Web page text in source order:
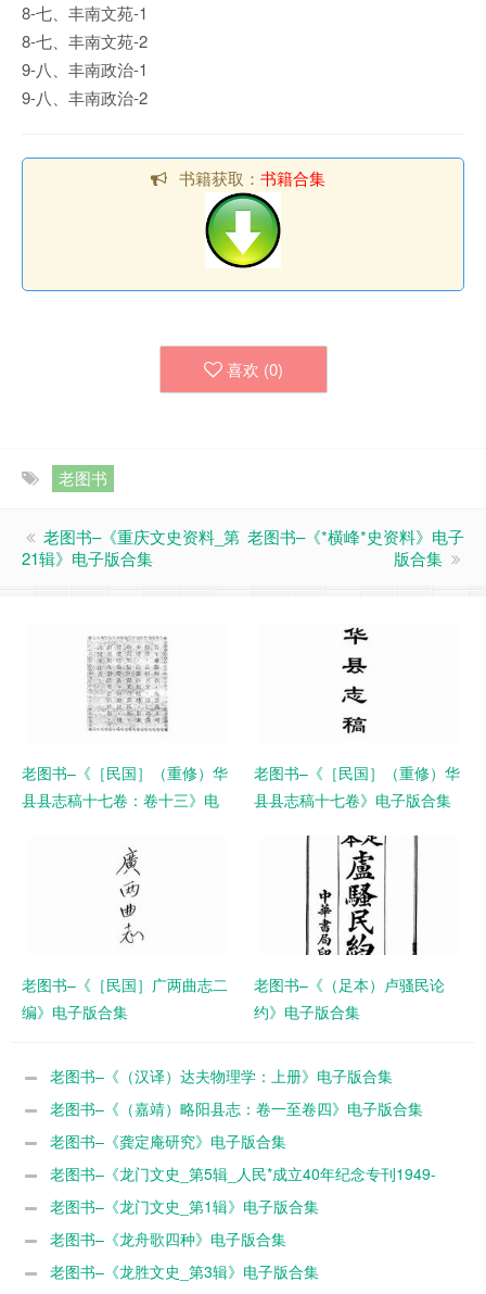
8-七、丰南文苑-1
8-七、丰南文苑-2
9-八、丰南政治-1
9-八、丰南政治-2
书籍获取： 书籍合集
喜欢 (0)
老图书
老图书–《重庆文史资料_第
21辑》电子版合集
老图书–《*横峰*史资料》电子
版合集
老图书–《［民国］（重修）华
县县志稿十七卷：卷十三》电
老图书–《［民国］（重修）华
县县志稿十七卷》电子版合集
老图书–《［民国］广两曲志二
编》电子版合集
老图书–《（足本）卢骚民论
约》电子版合集
老图书–《（汉译）达夫物理学：上册》电子版合集
老图书–《（嘉靖）略阳县志：卷一至卷四》电子版合集
老图书–《龚定庵研究》电子版合集
老图书–《龙门文史_第5辑_人民*成立40年纪念专刊1949-
1989》电子版合集
老图书–《龙门文史_第1辑》电子版合集
老图书–《龙舟歌四种》电子版合集
老图书–《龙胜文史_第3辑》电子版合集